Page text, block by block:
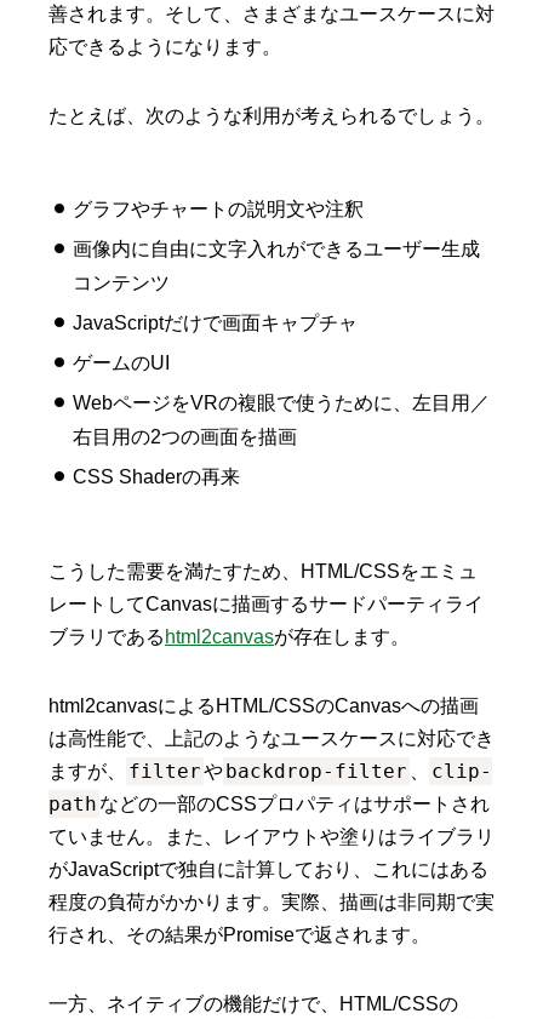
善されます。そして、さまざまなユースケースに対
応できるようになります。
たとえば、次のような利用が考えられるでしょう。
グラフやチャートの説明文や注釈
画像内に自由に文字入れができるユーザー生成
コンテンツ
JavaScriptだけで画面キャプチャ
ゲームのUI
WebページをVRの複眼で使うために、左目用／
右目用の2つの画面を描画
CSS Shaderの再来
こうした需要を満たすため、HTML/CSSをエミュ
レートしてCanvasに描画するサードパーティライ
ブラリである html2canvasが存在します。
html2canvasによるHTML/CSSのCanvasへの描画
は高性能で、上記のようなユースケースに対応でき
ますが、
filterやbackdrop-filter
clip-
path などの一部のCSSプロパティはサポートされ
ていません。また、レイアウトや塗りはライブラリ
がJavaScriptで独自に計算しており、これにはある
程度の負荷がかかります。実際、描画は非同期で実
行され、その結果がPromiseで返されます。
一方、ネイティブの機能だけで、HTML/CSSの